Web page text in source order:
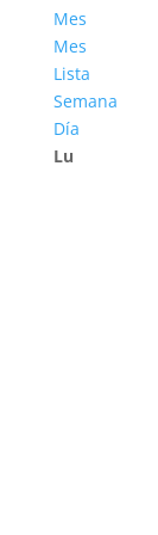
Mes
Mes
Lista
Semana
Día
Lu